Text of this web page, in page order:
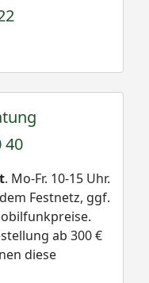
40
. Mo-Fr. 10-15 Uhr.
Festnetz, ggf.
ab 300 €
diese